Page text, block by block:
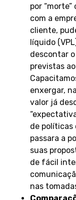
por
com a
cliente,
líquido
descontar
previstas
enxergar,
valor já
de políticas
passara a
suas
de fácil
nas